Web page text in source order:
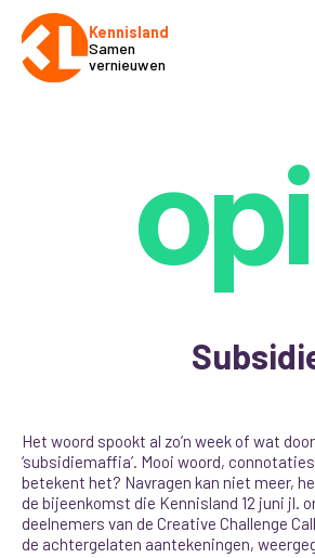
Kennisland
Samen
vernieuwen
Het woord spookt al zo’n week of wat
‘subsidiemaffia’. Mooi woord,
betekent het? Navragen kan niet meer,
de bijeenkomst die Kennisland 12 juni jl.
deelnemers van de Creative Challenge
de achtergelaten aantekeningen,